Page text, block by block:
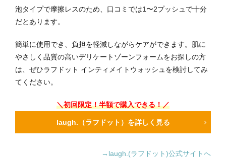
泡タイプで摩擦レスのため、口コミでは1〜2プッシュで十分
だとあります。
簡単に使用でき、負担を軽減しながらケアができます。肌に
やさしく品質の高いデリケートゾーンフォームをお探しの方
は、ぜひラフドット インティメイトウォッシュを検討してみ
てください。
＼初回限定！半額で購入できる！／
laugh.（ラフドット）を詳しく見る
→laugh.(ラフドット)公式サイトへ